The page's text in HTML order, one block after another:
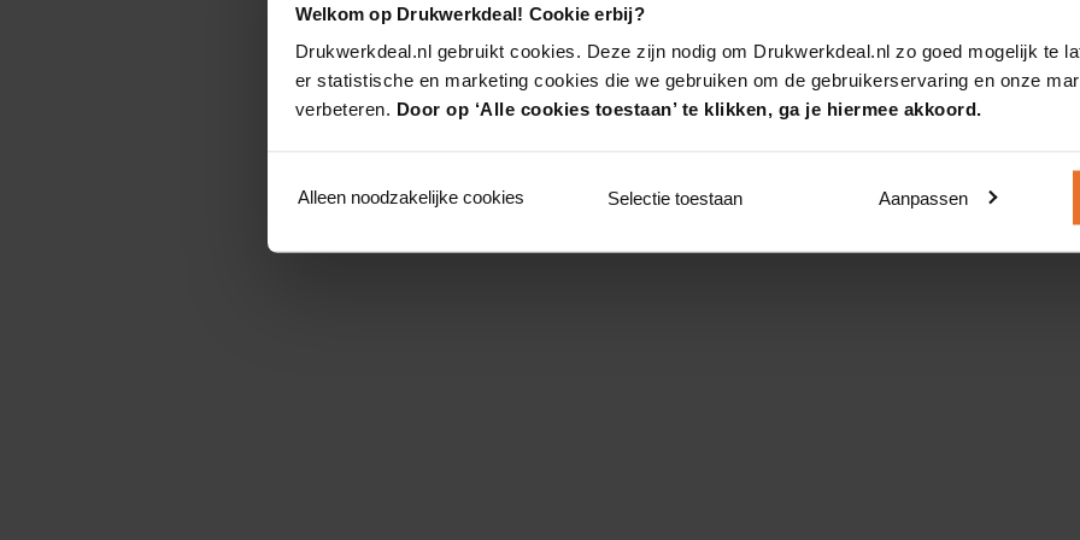
Welkom op Drukwerkdeal! Cookie erbij?
Drukwerkdeal.nl gebruikt cookies. Deze zijn nodig om Drukwerkdeal.nl zo goed mogelijk te
er statistische en marketing cookies die we gebruiken om de gebruikerservaring en onze
verbeteren. Door op ‘Alle cookies toestaan’ te klikken, ga je hiermee akkoord.
Alleen noodzakelijke cookies Selectie toestaan Aanpassen